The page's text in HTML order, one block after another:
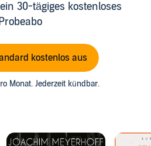
30-tägiges kostenloses
Probeabo
kostenlos aus
Monat. Jederzeit kündbar.